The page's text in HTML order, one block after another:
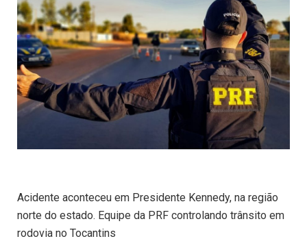
Acidente aconteceu em Presidente Kennedy, na região
norte do estado. Equipe da PRF controlando trânsito em
rodovia no Tocantins